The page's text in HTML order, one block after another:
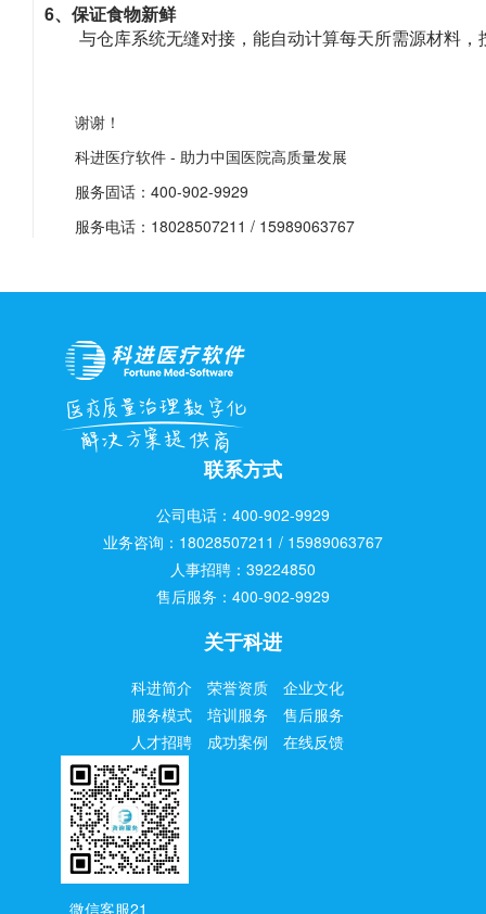
6、保证食物新鲜
与仓库系统无缝对接，能自动计算每天所需源材料
谢谢！
科进医疗软件 - 助力中国医院高质量发展
服务固话：400-902-9929
服务电话：18028507211 / 15989063767
联系方式
公司电话：400-902-9929
业务咨询：18028507211 / 15989063767
人事招聘：39224850
售后服务：400-902-9929
关于科进
科进简介 荣誉资质
企业文化
服务模式
培训服务
售后服务
人才招聘
成功案例 在线反馈
微信客服21